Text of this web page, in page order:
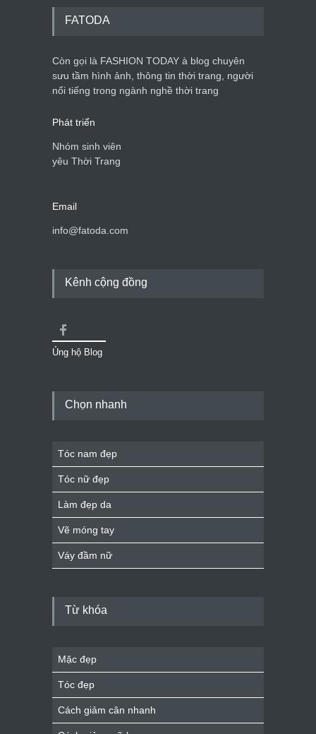
Chiếc áo dài cưới của Hoa
hậu Đỗ Hà ?
Thời trang nữ 21/10/2025
FATODA
Còn gọi là FASHION TODAY à blog chuyên
sưu tầm hình ảnh, thông tin thời trang, người
nổi tiếng trong ngành nghề thời trang
Phát triển
Nhóm sinh viên
yêu Thời Trang
Email
info@fatoda.com
Kênh cộng đồng
Ủng hộ Blog
Chọn nhanh
Tóc nam đẹp
Tóc nữ đẹp
Làm đẹp da
Vẽ móng tay
Váy đầm nữ
Từ khóa
Mặc đẹp
Tóc đẹp
Cách giảm cân nhanh